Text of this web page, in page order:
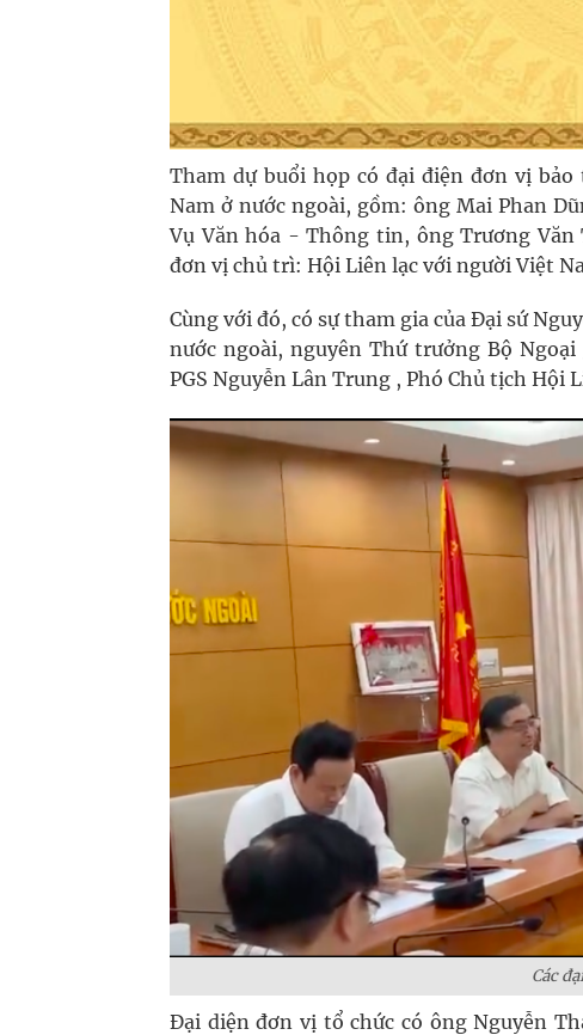
Tham dự buổi họp có đại điện đơn vị
Nam ở nước ngoài, gồm: ông Mai Phan
Vụ Văn hóa - Thông tin, ông Trương
đơn vị chủ trì: Hội Liên lạc với người Việt
Cùng với đó, có sự tham gia của Đại sứ
nước ngoài, nguyên Thứ trưởng Bộ
PGS Nguyễn Lân Trung , Phó Chủ tịch Hội
Các
Đại diện đơn vị tổ chức có ông Nguyễn